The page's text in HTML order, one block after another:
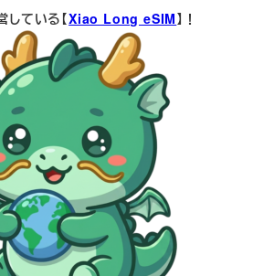
している【Xiao Long eSIM】！